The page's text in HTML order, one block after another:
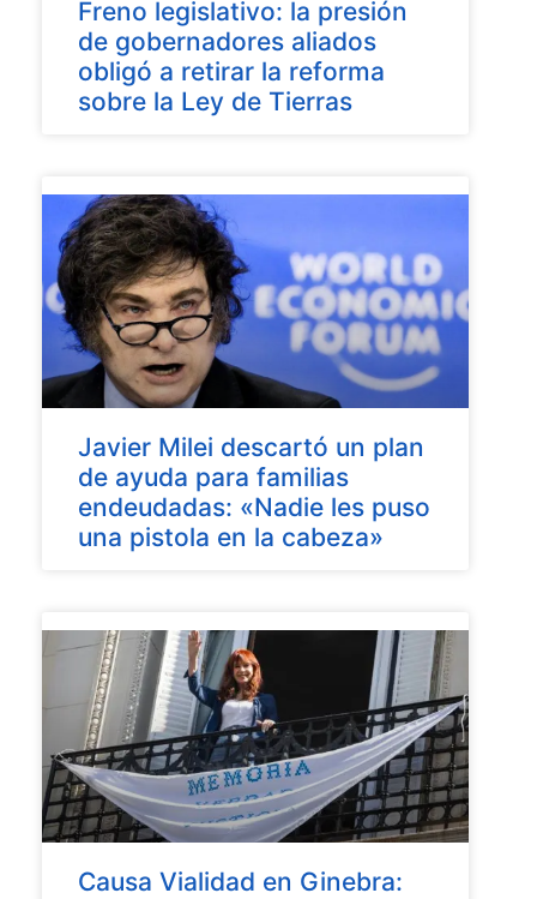
Freno legislativo: la presión
de gobernadores aliados
obligó a retirar la reforma
sobre la Ley de Tierras
Javier Milei descartó un plan
de ayuda para familias
endeudadas: «Nadie les puso
una pistola en la cabeza»
Causa Vialidad en Ginebra: